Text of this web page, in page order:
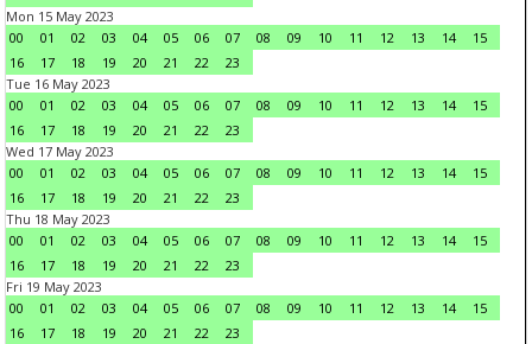
Mon 15 May 2023
00
01 02 03 04 05 06 07 08 09 10 11 12 13 14
15
16
17 18 19 20 21 22
23
Tue 16 May 2023
00
01 02 03 04 05 06 07 08 09 10 11 12 13 14
15
16
17 18 19 20 21 22
23
Wed 17 May 2023
00
01 02 03 04 05 06 07 08 09 10 11 12 13 14
15
16
17 18 19 20 21 22
23
Thu 18 May 2023
00
01 02 03 04 05 06 07 08 09 10 11 12 13 14
15
16
17 18 19 20 21 22
23
Fri 19 May 2023
00
01 02 03 04 05 06 07 08 09 10 11 12 13 14
15
16
17 18 19 20 21 22
23